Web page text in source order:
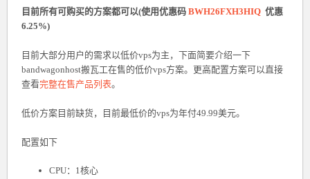
目前所有可购买的方案都可以(使用优惠码 BWH26FXH3HIQ 优惠
6.25%)
目前大部分用户的需求以低价vps为主，下面简要介绍一下
bandwagonhost搬瓦工在售的低价vps方案。更高配置方案可以直接
查看完整在售产品列表。
低价方案目前缺货，目前最低价的vps为年付49.99美元。
配置如下
CPU：1核心